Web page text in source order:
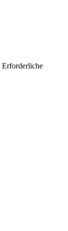
Erforderliche